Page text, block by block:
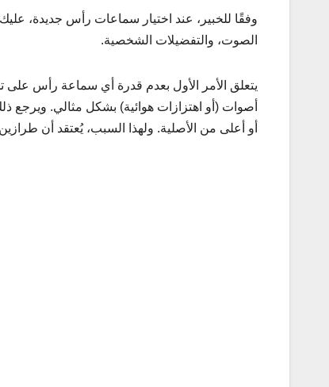
وفقًا للخبير، عند اختيار سماعات رأس جديدة، عليك
الصوت، والتفضيلات الشخصية.
يتعلق الأمر الأول بعدم قدرة أي سماعة رأس على
أصوات (أو اهتزازات هوائية) بشكل مثالي. ويرجع
أو أعلى من الأصلية. ولهذا السبب، يُعتقد أن